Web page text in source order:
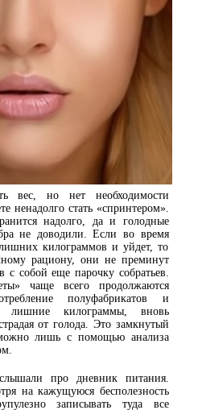
вес, но нет необходимости
ненадолго стать «спринтером».
надолго, да и голодные
не доводили. Если во время
килограммов и уйдет, то
рациону, они не преминут
с собой еще парочку собратьев.
чаще всего продолжаются
полуфабрикатов и
лишние килограммы, вновь
от голода. Это замкнутый
лишь с помощью анализа
про дневник питания.
на кажущуюся бесполезность
записывать туда все